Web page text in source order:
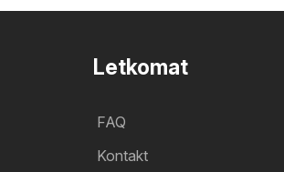
Letkomat
FAQ
Kontakt